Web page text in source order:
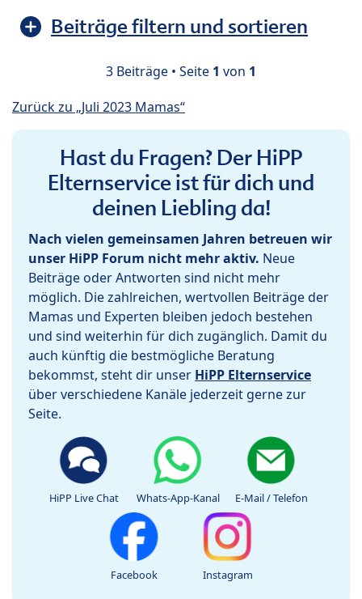
Beiträge filtern und sortieren
3 Beiträge • Seite 1 von 1
Zurück zu „Juli 2023 Mamas“
Hast du Fragen? Der HiPP
Elternservice ist für dich und
deinen Liebling da!
Nach vielen gemeinsamen Jahren betreuen wir
unser HiPP Forum nicht mehr aktiv. Neue
Beiträge oder Antworten sind nicht mehr
möglich. Die zahlreichen, wertvollen Beiträge der
Mamas und Experten bleiben jedoch bestehen
und sind weiterhin für dich zugänglich. Damit du
auch künftig die bestmögliche Beratung
bekommst, steht dir unser HiPP Elternservice
über verschiedene Kanäle jederzeit gerne zur
Seite.
HiPP Live Chat Whats-App-Kanal E-Mail / Telefon
Facebook Instagram